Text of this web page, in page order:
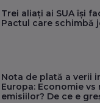
Trei aliați ai SUA își
Pactul care schimbă
Nota de plată a verii
Europa: Economie vs
emisiilor? De ce e